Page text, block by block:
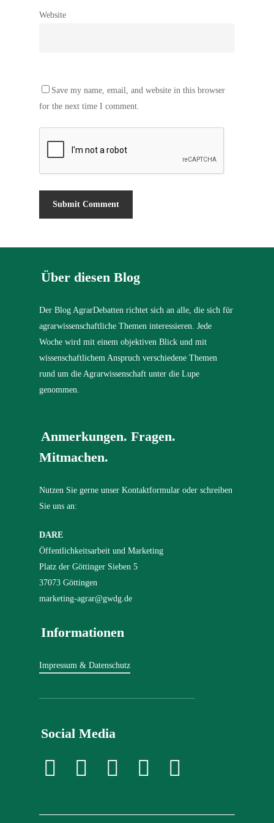
Website
Save my name, email, and website in this browser
for the next time I comment.
Über diesen Blog
Der Blog AgrarDebatten richtet sich an alle, die sich für
agrarwissenschaftliche Themen interessieren. Jede
Woche wird mit einem objektiven Blick und mit
wissenschaftlichem Anspruch verschiedene Themen
rund um die Agrarwissenschaft unter die Lupe
genommen.
Anmerkungen. Fragen.
Mitmachen.
Nutzen Sie gerne unser Kontaktformular oder schreiben
Sie uns an:
DARE
Öffentlichkeitsarbeit und Marketing
Platz der Göttinger Sieben 5
37073 Göttingen
marketing-agrar@gwdg.de
Informationen
Impressum & Datenschutz
Social Media